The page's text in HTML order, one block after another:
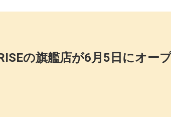
の旗艦店が6月5日にオー